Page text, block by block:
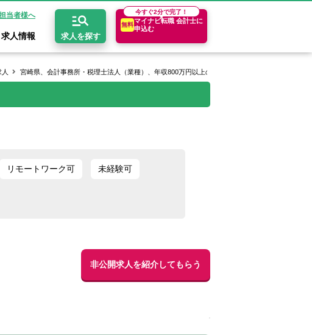
当者様へ
求人を探す
今すぐ2分で完了！
無料
マイナビ転職 会計士に
申込む
完全ガイド事業会社
求人情報
会社
東海
宮崎県、会計事務所・税理士法人（業種）、年収800万円以上の求人
リモートワーク可 未経験可
非公開求人を紹介してもらう